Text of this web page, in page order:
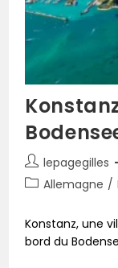
lepagegilles
Allemagne /
Konstanz, une
bord du